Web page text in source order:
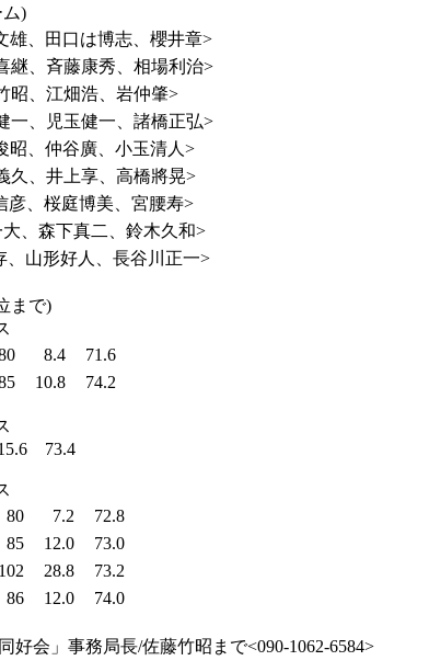
ム)
雄、田口は博志、櫻井章>
継、斉藤康秀、相場利治>
昭、江畑浩、岩仲肇>
一、児玉健一、諸橋正弘>
昭、仲谷廣、小玉清人>
久、井上享、高橋將晃>
彦、桜庭博美、宮腰寿>
、森下真二、鈴木久和>
、山形好人、長谷川正一>
まで)
8.4
71.6
10.8 74.2
73.4
80 7.2
72.8
85 12.0
73.0
102 28.8
73.2
86 12.0 74.0
好会」事務局長/佐藤竹昭まで<090-1062-6584>